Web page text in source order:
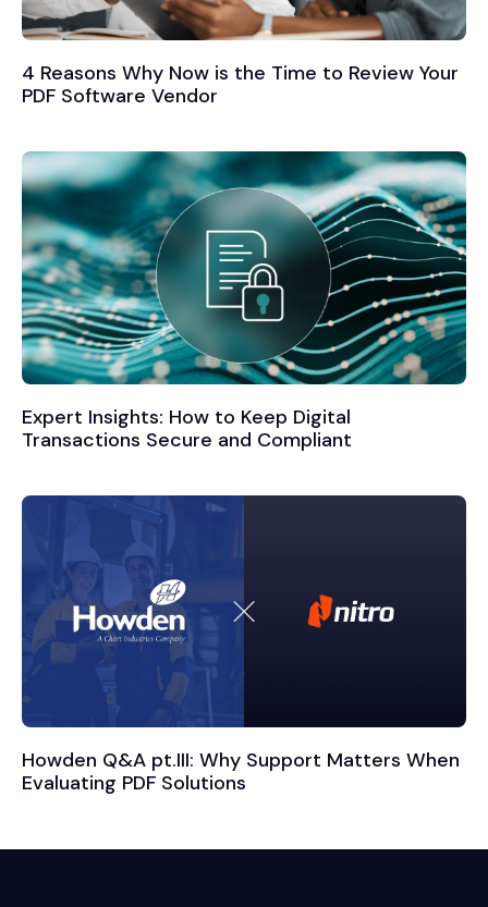
4 Reasons Why Now is the Time to Review Your
PDF Software Vendor
Expert Insights: How to Keep Digital
Transactions Secure and Compliant
Howden Q&A pt.III: Why Support Matters When
Evaluating PDF Solutions